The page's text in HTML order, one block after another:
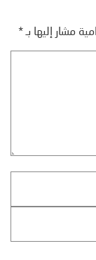
مشار إليها بـ*